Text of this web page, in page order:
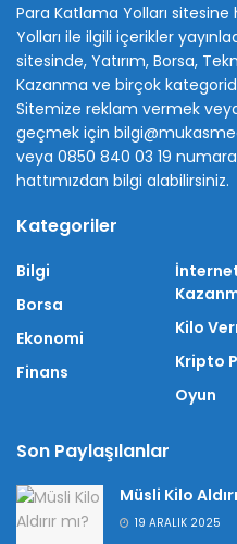
Para Katlama Yolları
Yolları ile ilgili içerikler
sitesinde, Yatırım, Borsa,
Kazanma ve birçok
Sitemize reklam vermek
geçmek için
veya 0850 840 03 19
hattımızdan bilgi alabilirsiniz.
Kategoriler
Bilgi
Borsa
Ekonomi
Finans
Kilo
Kripto
Oyun
Son Paylaşılanlar
Müsli Kilo
19 ARALIK 2025